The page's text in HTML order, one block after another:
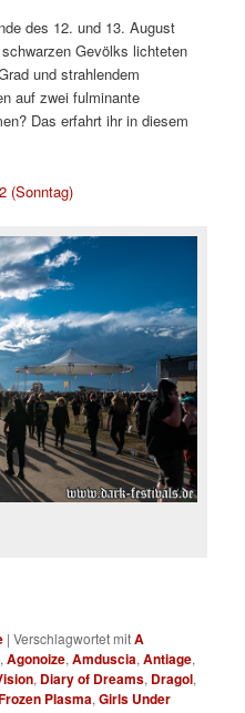
des 12. und 13. August
Gevölks lichteten
und strahlendem
auf zwei fulminante
Das erfahrt ihr in diesem
(Sonntag)
|Verschlagwortet mitA
,Agonoize,Amduscia,Antiage,
, Diary of Dreams, Dragol,
Plasma,Girls Under